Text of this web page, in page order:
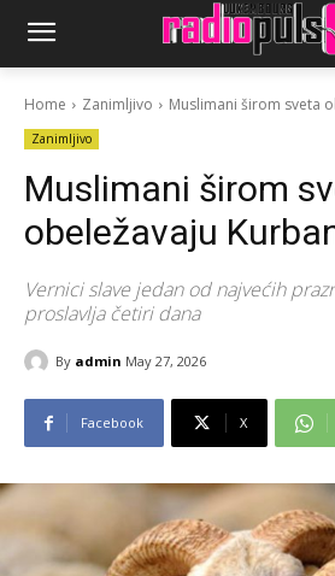
Home Zanimljivo Muslimani širom sveta
Zanimljivo
Muslimani širom
obeležavaju
Vernici slave jedan od najvećih
proslavlja četiri dana
By admin May 27, 2026
Facebook X